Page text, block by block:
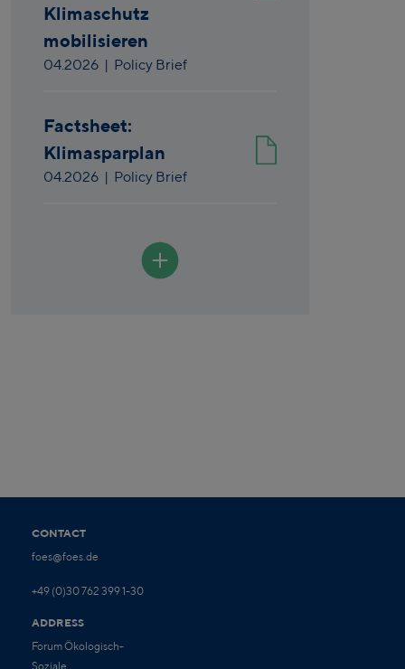
Klimaschutz
mobilisieren
04.2026 | Policy Brief
Factsheet:
Klimasparplan
04.2026 | Policy Brief
CONTACT
foes@foes.de
+49 (0)30 762 399 1-30
ADDRESS
Forum Ökologisch-
Soziale